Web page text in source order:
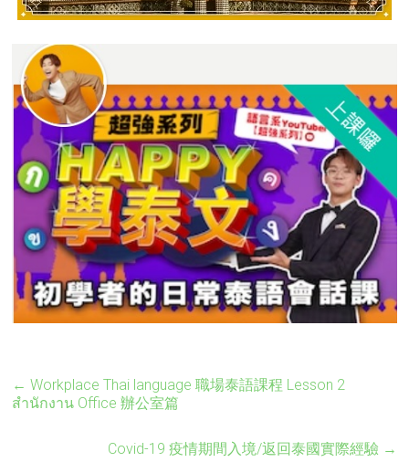
← Workplace Thai language 職場泰語課程 Lesson 2
สำนักงาน Office 辦公室篇
Covid-19 疫情期間入境/返回泰國實際經驗 →